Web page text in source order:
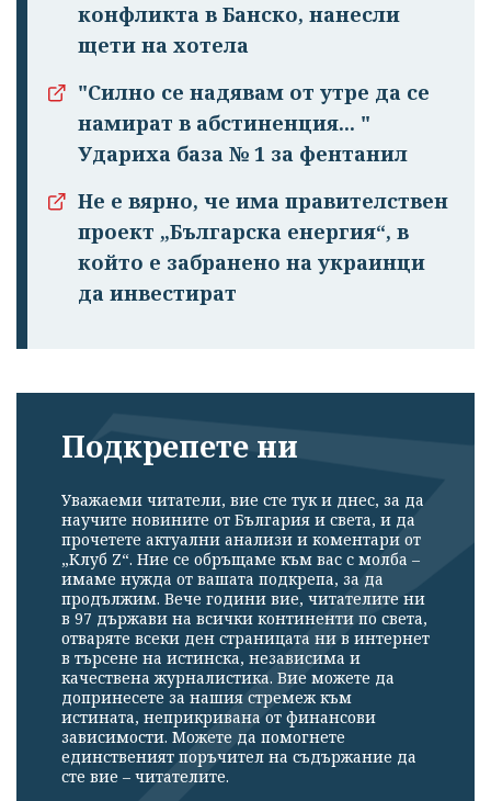
конфликта в Банско, нанесли
щети на хотела
"Силно се надявам от утре да се
намират в абстиненция... "
Удариха база № 1 за фентанил
Не е вярно, че има правителствен
проект „Българска енергия“, в
който е забранено на украинци
да инвестират
Подкрепете ни
Уважаеми читатели, вие сте тук и днес, за да
научите новините от България и света, и да
прочетете актуални анализи и коментари от
„Клуб Z“. Ние се обръщаме към вас с молба –
имаме нужда от вашата подкрепа, за да
продължим. Вече години вие, читателите ни
в 97 държави на всички континенти по света,
отваряте всеки ден страницата ни в интернет
в търсене на истинска, независима и
качествена журналистика. Вие можете да
допринесете за нашия стремеж към
истината, неприкривана от финансови
зависимости. Можете да помогнете
единственият поръчител на съдържание да
сте вие – читателите.